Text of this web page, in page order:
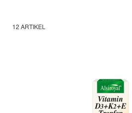
12 ARTIKEL